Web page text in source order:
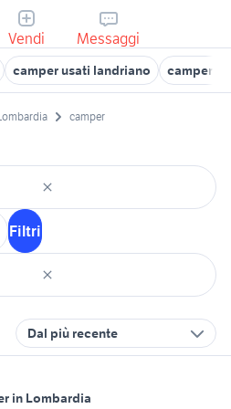
Vendi Messaggi
camper usati landriano camper
camper
Filtri
Dal più recente
in Lombardia